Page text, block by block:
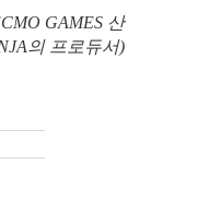
GAMES 산
의 프로듀서)